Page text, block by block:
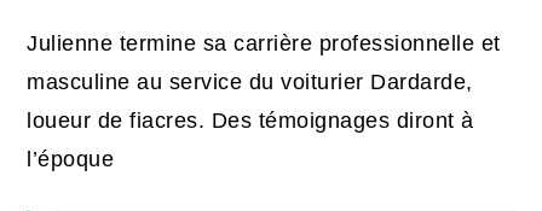
Julienne termine sa carrière professionnelle et
masculine au service du voiturier Dardarde,
loueur de fiacres. Des témoignages diront à
l’époque